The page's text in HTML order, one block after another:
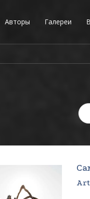
Авторы Галереи